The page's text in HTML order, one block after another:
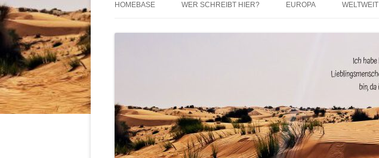
HOMEBASE WER SCHREIBT HIER? EUROPA WELTWEIT